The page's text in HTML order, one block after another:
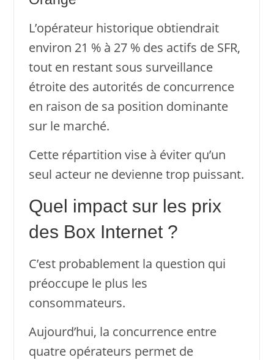
L’opérateur historique obtiendrait
environ 21 % à 27 % des actifs de SFR,
tout en restant sous surveillance
étroite des autorités de concurrence
en raison de sa position dominante
sur le marché.
Cette répartition vise à éviter qu’un
seul acteur ne devienne trop puissant.
Quel impact sur les prix
des Box Internet ?
C’est probablement la question qui
préoccupe le plus les
consommateurs.
Aujourd’hui, la concurrence entre
quatre opérateurs permet de